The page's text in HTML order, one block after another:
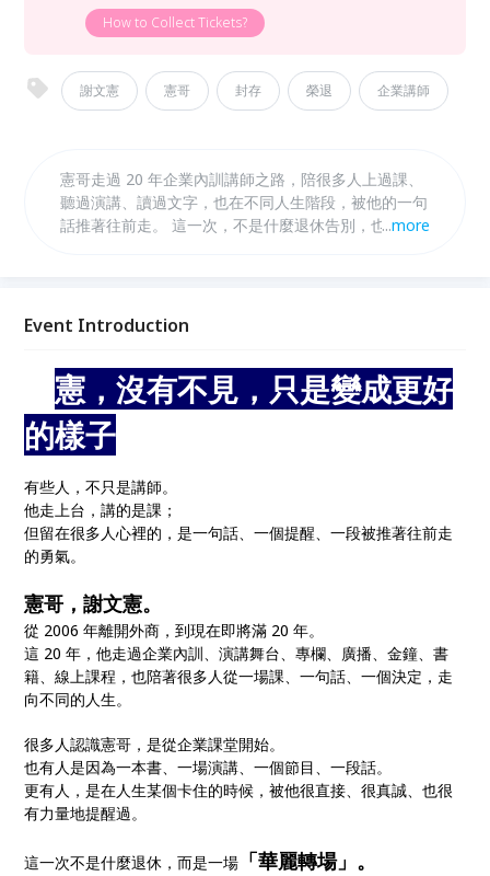
How to Collect Tickets?
謝文憲 憲哥 封存 榮退 企業講師
憲哥走過 20 年企業內訓講師之路，陪很多人上過課、
聽過演講、讀過文字，也在不同人生階段，被他的一句
話推著往前走。 這一次，不是什麼退休告別，也不是
...more
Event Introduction
🎤憲，沒有不見，只是變成更好
的樣子
有些人，不只是講師。
他走上台，講的是課；
但留在很多人心裡的，是一句話、一個提醒、一段被推著往前走
的勇氣。
憲哥，謝文憲。
從 2006 年離開外商，到現在即將滿 20 年。
這 20 年，他走過企業內訓、演講舞台、專欄、廣播、金鐘、書
籍、線上課程，也陪著很多人從一場課、一句話、一個決定，走
向不同的人生。
很多人認識憲哥，是從企業課堂開始。
也有人是因為一本書、一場演講、一個節目、一段話。
更有人，是在人生某個卡住的時候，被他很直接、很真誠、也很
有力量地提醒過。
這一次不是什麼退休，而是一場 「華麗轉場」。